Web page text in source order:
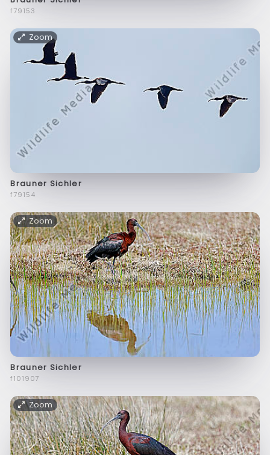
f79153
Zoom
Brauner Sichler
f79154
Zoom
Brauner Sichler
f101907
Zoom